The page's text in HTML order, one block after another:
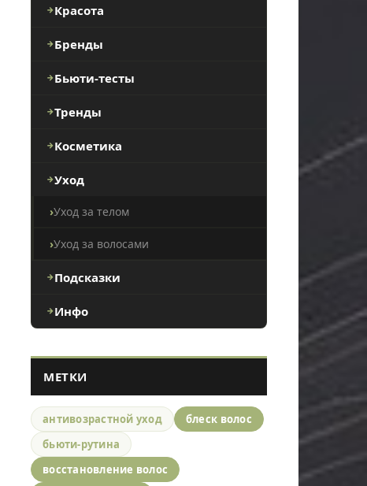
Красота
Бренды
Бьюти-тесты
Тренды
Косметика
Уход
Уход за телом
Уход за волосами
Подсказки
Инфо
МЕТКИ
антивозрастной уход
блеск волос
бьюти-рутина
восстановление волос